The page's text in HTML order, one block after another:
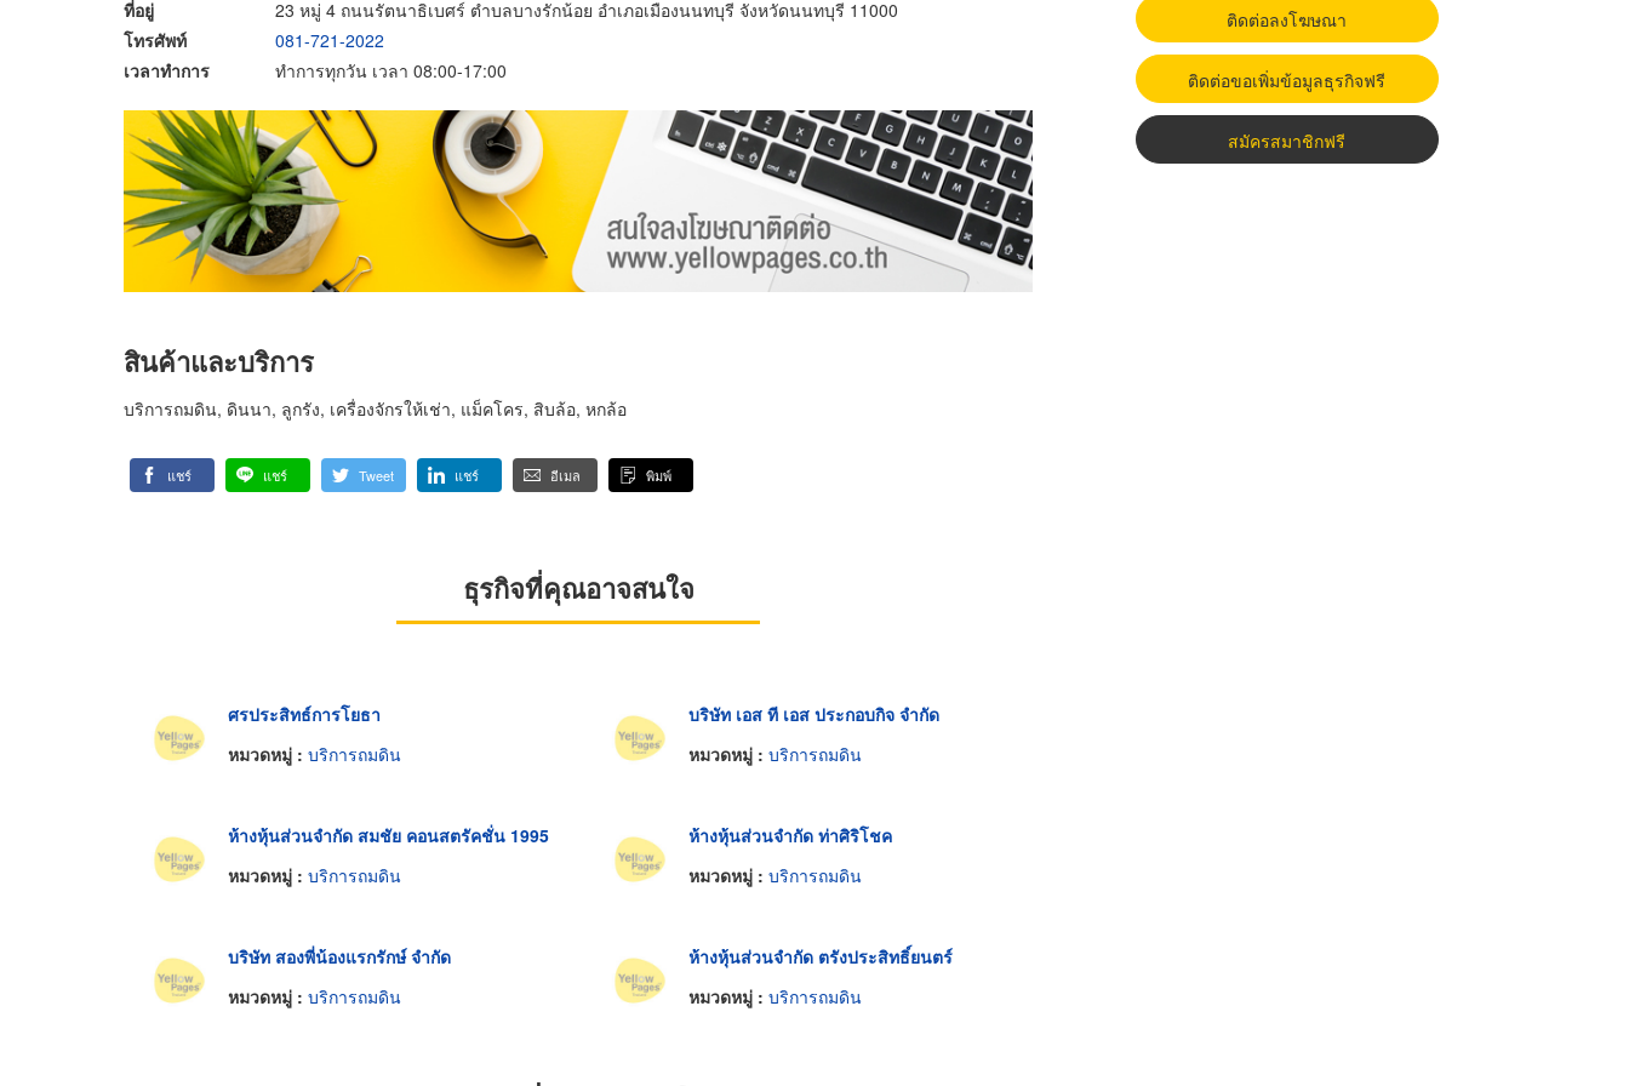
ที่อยู่
23 หมู่ 4 ถนนรัตนาธิเบศร์ ตำบลบางรักน้อย อำเภอเมืองนนทบุรี จังหวัดนนทบุรี 11000
โทรศัพท์
081-721-2022
เวลาทำการ
ทำการทุกวัน เวลา 08:00-17:00
สินค้าและบริการ
บริการถมดิน, ดินนา, ลูกรัง, เครื่องจักรให้เช่า, แม็คโคร, สิบล้อ, หกล้อ
แชร์ แชร์ Tweet แชร์ อีเมล พิมพ์
ธุรกิจที่คุณอาจสนใจ
ศรประสิทธ์การโยธา
หมวดหมู่ : บริการถมดิน
บริษัท เอส ที เอส ประกอบกิจ จำกัด
หมวดหมู่ : บริการถมดิน
ห้างหุ้นส่วนจำกัด สมชัย คอนสตรัคชั่น 1995
หมวดหมู่ : บริการถมดิน
ห้างหุ้นส่วนจำกัด ท่าศิริโชค
หมวดหมู่ : บริการถมดิน
บริษัท สองพี่น้องแรกรักษ์ จำกัด
หมวดหมู่ : บริการถมดิน
ห้างหุ้นส่วนจำกัด ตรังประสิทธิ์ยนตร์
หมวดหมู่ : บริการถมดิน
ติดต่อลงโฆษณา
ติดต่อขอเพิ่มข้อมูลธุรกิจฟรี
สมัครสมาชิกฟรี